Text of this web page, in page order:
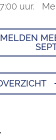
uur.